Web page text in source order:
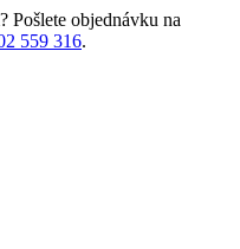
Pošlete objednávku na
559 316.